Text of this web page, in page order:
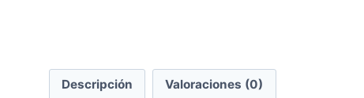
Descripción Valoraciones (0)